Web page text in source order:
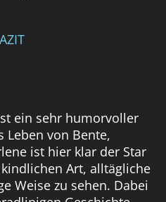
ein sehr humorvoller
von Bente,
ist hier klar der Star
Art, alltägliche
Weise zu sehen. Dabei